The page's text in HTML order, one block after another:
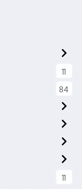
11
84
11